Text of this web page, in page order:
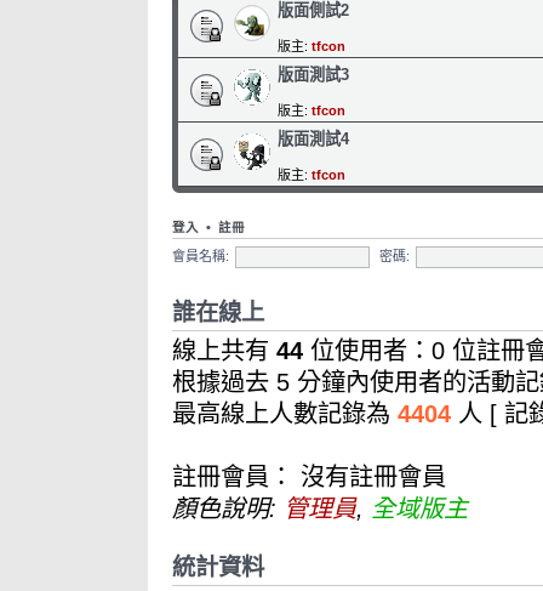
版面側試2
版主: tfcon
版面測試3
版主: tfcon
版面測試4
版主: tfcon
登入 • 註冊
會員名稱:
密碼:
誰在線上
線上共有 44 位使用者：0 位註冊
根據過去 5 分鐘內使用者的活動
最高線上人數記錄為 4404 人 [ 記
註冊會員： 沒有註冊會員
顏色說明: 管理員, 全域版主
統計資料